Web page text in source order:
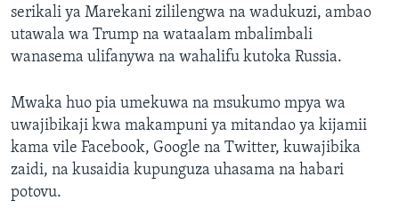
serikali ya Marekani zililengwa na wadukuzi, ambao
utawala wa Trump na wataalam mbalimbali
wanasema ulifanywa na wahalifu kutoka Russia.
Mwaka huo pia umekuwa na msukumo mpya wa
uwajibikaji kwa makampuni ya mitandao ya kijamii
kama vile Facebook, Google na Twitter, kuwajibika
zaidi, na kusaidia kupunguza uhasama na habari
potovu.